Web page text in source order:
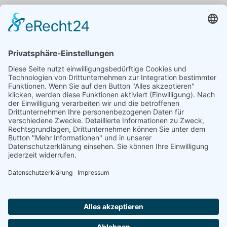
Sieh Tiefbau - & Abbruchtechnik GmbH
Feldstraße 40
24811 Owschlag
Telefon: +49 (0)4336 9932960
E-Mail: info@bjarne-sieh.de